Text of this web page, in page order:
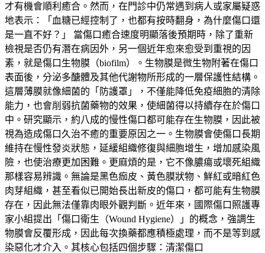
才有機會順利癒合。然而，在門診中仍常遇到病人或家屬疑惑
地表示：「血糖已經控制了，也都有按時翻身，為什麼傷口還
是一直不好？」 當傷口癒合速度明顯落後預期時，除了重新
檢視是否仍有潛在病因外，另一個近年愈來愈受到重視的因
素，就是傷口生物膜（biofilm）。生物膜是微生物附著在傷口
表面後，分泌多醣體及其他代謝物所形成的一層保護性結構。
這層薄膜就像細菌的「防護罩」，不僅能降低免疫細胞的清除
能力，也會削弱抗菌藥物的效果，使細菌得以持續存在於傷口
中。研究顯示，約八成的慢性傷口都可能存在生物膜，因此被
視為造成傷口久治不癒的重要原因之一。生物膜會使傷口長期
維持在慢性發炎狀態，延緩組織修復與細胞增生，增加感染風
險，也使治療更加困難。更麻煩的是，它不像膿瘍或壞死組織
那樣容易辨識。無論是黑色痂皮、黃色膜狀物、鮮紅或暗紅色
肉芽組織，甚至看似已開始長出新皮的傷口，都可能有生物膜
存在，因此無法僅靠肉眼外觀判斷。近年來，國際傷口照護專
家小組提出「傷口衛生（Wound Hygiene）」的概念，強調生
物膜會反覆形成，因此每次換藥都應積極處理，而不是等到感
染惡化才介入。其核心包括四個步驟：清潔傷口